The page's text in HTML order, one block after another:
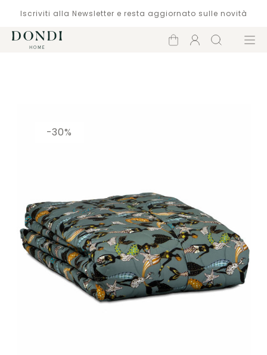
Iscriviti alla Newsletter e resta aggiornato sulle novità
Carrello
Account
Cerca Menù
-30%